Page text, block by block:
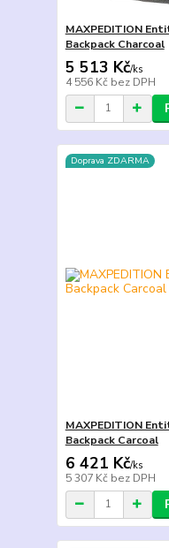
MAXPEDITION
Backpack Charcoal
5 513 Kč/ks
4 556 Kč bez DPH
Doprava ZDARMA
MAXPEDITION
Backpack Carcoal
6 421 Kč/ks
5 307 Kč bez DPH